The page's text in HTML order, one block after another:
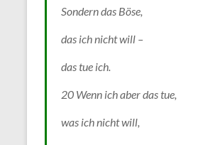
Sondern das Böse,
das ich nicht will –
das tue ich.
20 Wenn ich aber das tue,
was ich nicht will,